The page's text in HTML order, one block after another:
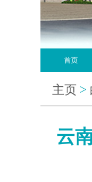
首页
主页 >
云